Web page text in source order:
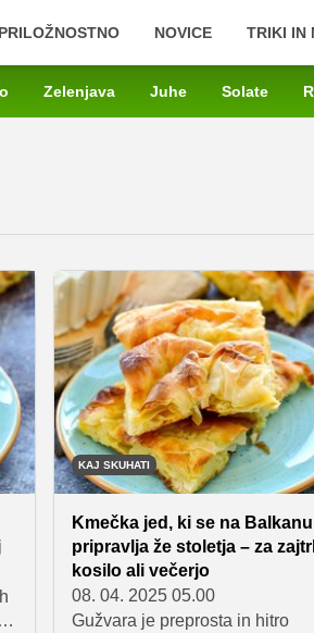
PRILOŽNOSTNO NOVICE TRIKI IN
Zelenjava Juhe Solate
KAJ SKUHATI
Kmečka jed, ki se na Balkanu
pripravlja že stoletja – za
kosilo ali večerjo
08. 04. 2025 05.00
Gužvara je preprosta in hitro